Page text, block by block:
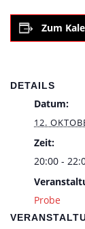
Zum
DETAILS
Datum:
12.
Zeit:
20:00 -
Probe